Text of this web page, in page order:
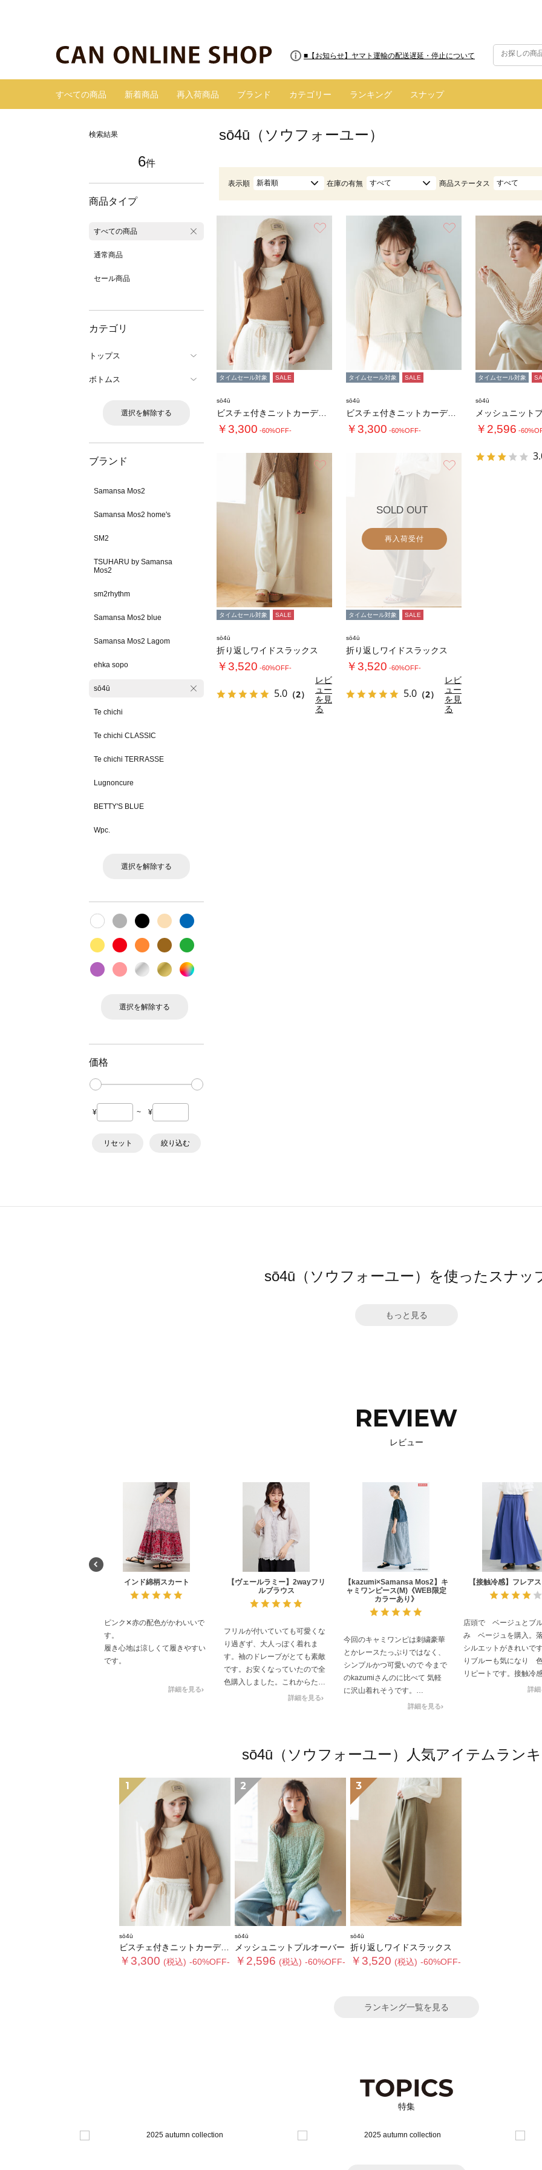
■【お知らせ】ヤマト運輸の配送遅延・停止について
すべての商品 新着商品 再入荷商品 ブランド カテゴリー ランキング スナップ
検索結果
6件
商品タイプ
すべての商品
通常商品
セール商品
カテゴリ
トップス
ボトムス
選択を解除する
ブランド
Samansa Mos2
Samansa Mos2 home's
SM2
TSUHARU by Samansa
Mos2
sm2rhythm
Samansa Mos2 blue
Samansa Mos2 Lagom
ehka sopo
sō4ū
Te chichi
Te chichi CLASSIC
Te chichi TERRASSE
Lugnoncure
BETTY'S BLUE
Wpc.
選択を解除する
選択を解除する
価格
¥ ~ ¥
リセット 絞り込む
sō4ū（ソウフォーユー）
表示順 新着順 在庫の有無 すべて 商品ステータス すべて
タイムセール対象 SALE
sō4ū
ビスチェ付きニットカーディガン
￥3,300 -60%OFF-
タイムセール対象 SALE
sō4ū
ビスチェ付きニットカーディガン
￥3,300 -60%OFF-
タイムセール対象
sō4ū
メッシュニット
￥2,596 -
タイムセール対象 SALE
sō4ū
折り返しワイドスラックス
￥3,520 -60%OFF-
5.0 （2）
レビ
ュー
を見
る
お気に入り
SOLD OUT
再入荷受付
タイムセール対象 SALE
sō4ū
折り返しワイドスラックス
￥3,520 -60%OFF-
5.0 （2）
レビ
ュー
を見
る
sō4ū（ソウフォーユー）を使ったスナッ
もっと見る
REVIEW
レビュー
インド綿柄スカート
詳細を見る
ピンク✕赤の配色がかわいいで
す。
履き心地は涼しくて履きやすい
です。
【ヴェールラミー】2wayフリ
ルブラウス
詳細を見る
フリルが付いていても可愛くな
り過ぎず、大人っぽく着れま
す。袖のドレープがとても素敵
です。お安くなっていたので全
色購入しました。これからたく
さん着たいと思います。
【kazumi×Samansa Mos2】キ
ャミワンピース(M)《WEB限定
カラーあり》
詳細を見る
今回のキャミワンピは刺繍豪華
とかレースたっぷりではなく、
シンプルかつ可愛いので 今まで
のkazumiさんのに比べて 気軽
に沢山着れそうです。
が、洗濯縮み(２～３cm？)の事
も考えてMにしました。身長
152で足首くらい。長い間は肩
紐部分を仮縫いしたらいいかな
洗濯して干す時は 肩紐部分をそ
のままハンガーにかけると濡れ
たスカート部分等の重みで 肩紐
や編地が伸びそうなので スカー
ト部分を別ハンガーにかける等
工夫が必要かと思います。
カットソーと合わせると真夏の
着心地最高👍
大満足です。
【接触冷感】フレア
詳細
店頭で ベージュとブ
み ベージュを購入。
シルエットがきれいで
りブルーも気になり
リピートです。接触冷
が、中にレギンスやタ
sō4ū（ソウフォーユー）人気アイテムラン
1
sō4ū
ビスチェ付きニットカーディガン
￥3,300 (税込) -60%OFF-
2
sō4ū
メッシュニットプルオーバー
￥2,596 (税込) -60%OFF-
3
sō4ū
折り返しワイドスラックス
￥3,520 (税込) -60%OFF-
ランキング一覧を見る
特集